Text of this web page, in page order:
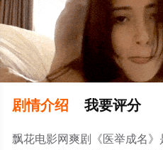
剧情介绍 我要评分
飘花电影网爽剧《医举成名